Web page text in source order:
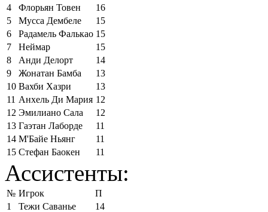
4
Флорьян Товен
16
5
Мусса Дембеле
15
6
Радамель Фалькао 15
7
Неймар
15
8
Анди Делорт
14
9
Жонатан Бамба
13
10 Вахби Хазри
13
11 Анхель Ди Мария 12
12 Эмилиано Сала
12
13 Гаэтан Лаборде
11
14 М'Байе Ньянг
11
15 Стефан Баокен 11
Ассистенты:
№ Игрок
П
1
Тежи Саванье
14